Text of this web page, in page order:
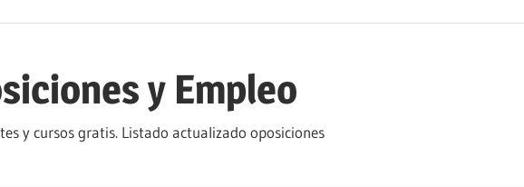
y Empleo
y cursos gratis. Listado actualizado oposiciones